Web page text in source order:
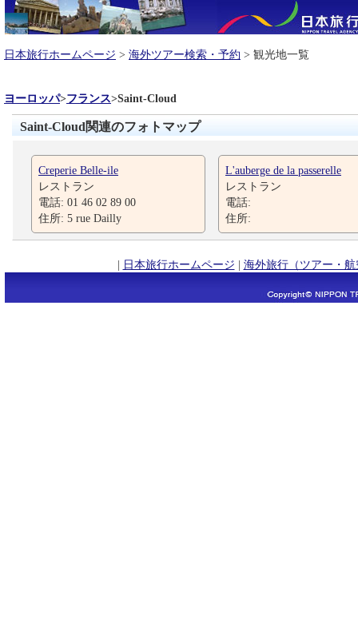
日本旅行ホームページ > 海外ツアー検索・予約 > 観光地一覧
ヨーロッパ>フランス>Saint-Cloud
Saint-Cloud関連のフォトマップ
Creperie Belle-ile
レストラン
電話: 01 46 02 89 00
住所: 5 rue Dailly
L'auberge de la passerelle
レストラン
電話:
住所:
| 日本旅行ホームページ | 海外旅行（ツアー・航